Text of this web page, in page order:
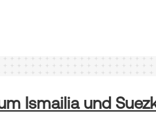
Ismailia und